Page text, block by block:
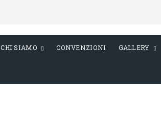
CHI SIAMO CONVENZIONI GALLERY